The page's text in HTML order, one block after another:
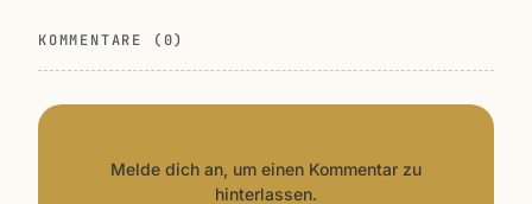
KOMMENTARE (0)
Melde dich an, um einen Kommentar zu
hinterlassen.